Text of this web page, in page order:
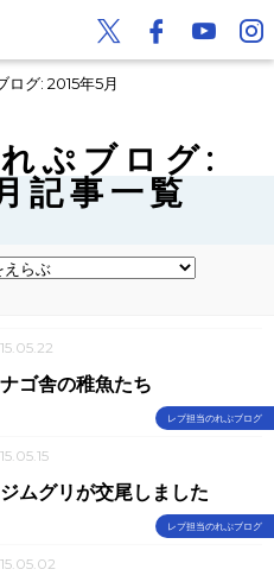
ログ: 2015年5月
ぷブログ:
記事一覧
レプ担当のれぷブログ
ゴ舎の稚魚たち
レプ担当のれぷブログ
ムグリが交尾しました